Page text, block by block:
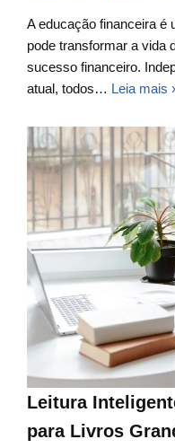
A educação financeira é
pode transformar a vida
sucesso financeiro.
atual, todos… Leia mais
Leitura
para Livros